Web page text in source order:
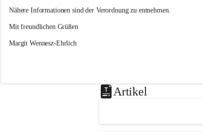
Nähere Informationen sind der Verordnung zu entnehmen.
Mit freundlichen Grüßen
Margit Wennesz-Ehrlich
Artikel